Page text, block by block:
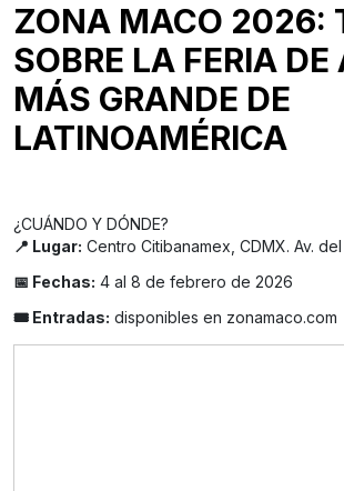
ZONA MACO 2026:
SOBRE LA FERIA DE
MÁS GRANDE DE
LATINOAMÉRICA
¿CUÁNDO Y DÓNDE?
📍 Lugar: Centro Citibanamex, CDMX. Av. del
📅 Fechas: 4 al 8 de febrero de 2026
🎟️ Entradas: disponibles en zonamaco.com